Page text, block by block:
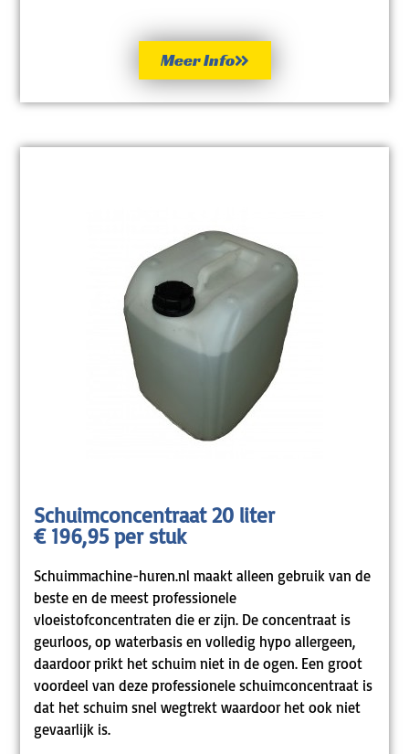
Meer Info
Schuimconcentraat 20 liter
€ 196,95 per stuk
Schuimmachine-huren.nl maakt alleen gebruik van de
beste en de meest professionele
vloeistofconcentraten die er zijn. De concentraat is
geurloos, op waterbasis en volledig hypo allergeen,
daardoor prikt het schuim niet in de ogen. Een groot
voordeel van deze professionele schuimconcentraat is
dat het schuim snel wegtrekt waardoor het ook niet
gevaarlijk is.